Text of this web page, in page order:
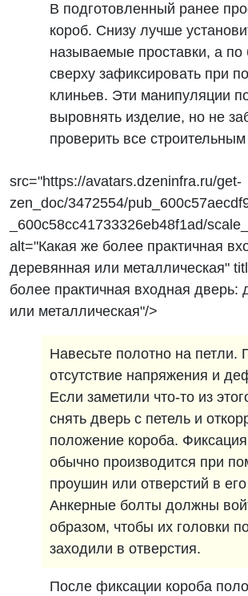
В подготовленный ранее
короб. Снизу лучше
называемые проставки, а по
сверху зафиксировать при
клиньев. Эти манипуляции
выровнять изделие, но не
проверить все
src="https://avatars.dzeninfra.ru/get-
zen_doc/3472554/
_600c58cc41733326eb48f1ad/
alt="Какая же более практичная
деревянная или металлическая"
более практичная входная дверь:
или металлическая"/>
Навесьте полотно на петли.
отсутствие напряжения и
Если заметили что-то из
снять дверь с петель и
положение короба.
обычно производится при
проушин или отверстий в его
Анкерные болты должны
образом, чтобы их головки
заходили в отверстия.
После фиксации короба